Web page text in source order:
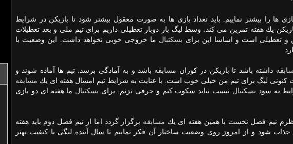
ها را بیشتر نماییم. باید تعداد بازی ها به صورت معقول بیشتر شود تا بازیكن در شرایط
یك هفته تمرین می كند. وسط لیگ باز دوبار تعطیلی داریم برای تیم ملی و بعد تعطیلات
و تعطیلی است و اساسا این برای بسكتبال ما خروجی خوبی نخواهد داشت. این وضعیت با
داشته باشد تا بازیكن در كوران مسابقه باشد و به آمادگی برسد. تیم ها آماده شوند و
لیگ برای تیم من خیلی خوب است. با عنایت به شرایط تیم امسال هفته ای یك مسابقه
به سود بسكتبال نیست نباید سكوت كنم و حرفی نزنم. برای بسكتبال ما هفته ای دو بازی
نیم فصل نخست با همین هفته ای یك مسابقه برگزار گردد اما از نیم فصل دوم باید هفته
جذاب شود و از امروز روی وضعیت ساختار آن فكر نماییم تا سال آینده لیگی با كیفیت بهتر